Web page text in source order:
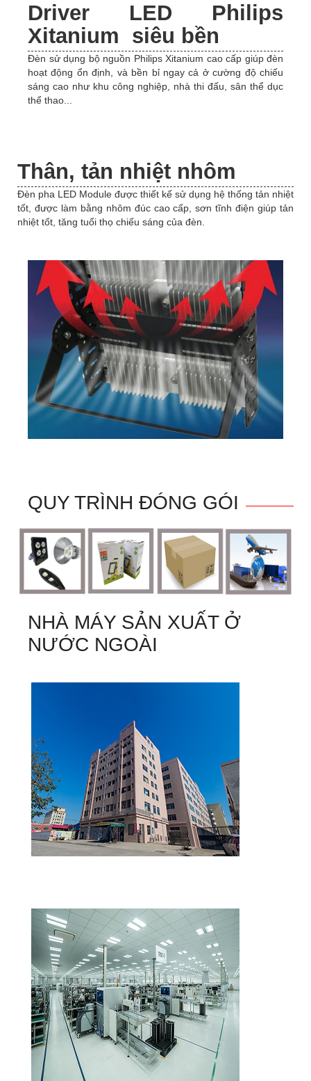
Driver LED Philips
Xitanium siêu bền
Đèn sử dụng bộ nguồn Philips Xitanium cao cấp giúp đèn
hoạt động ổn định, và bền bỉ ngay cả ở cường độ chiếu
sáng cao như khu công nghiệp, nhà thi đấu, sân thể dục
thể thao...
Thân, tản nhiệt nhôm
Đèn pha LED Module được thiết kế sử dụng hệ thống tản nhiệt
tốt, được làm bằng nhôm đúc cao cấp, sơn tĩnh điện giúp tản
nhiệt tốt, tăng tuổi thọ chiếu sáng của đèn.
QUY TRÌNH ĐÓNG GÓI
NHÀ MÁY SẢN XUẤT Ở
NƯỚC NGOÀI